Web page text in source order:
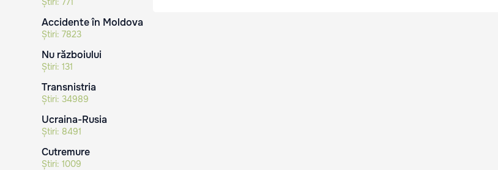
Accidente în Moldova
Știri: 7823
Nu războiului
Știri: 131
Transnistria
Știri: 34989
Ucraina-Rusia
Știri: 8491
Cutremure
Știri: 1009